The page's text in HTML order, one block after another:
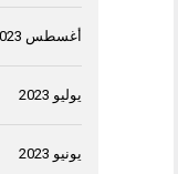
أغسطس 2023
يوليو 2023
يونيو 2023